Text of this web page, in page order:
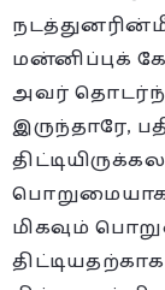
மன்னிப்புக்
அவர்
இருந்தாரே,
பொறுமையாக
மிகவும்